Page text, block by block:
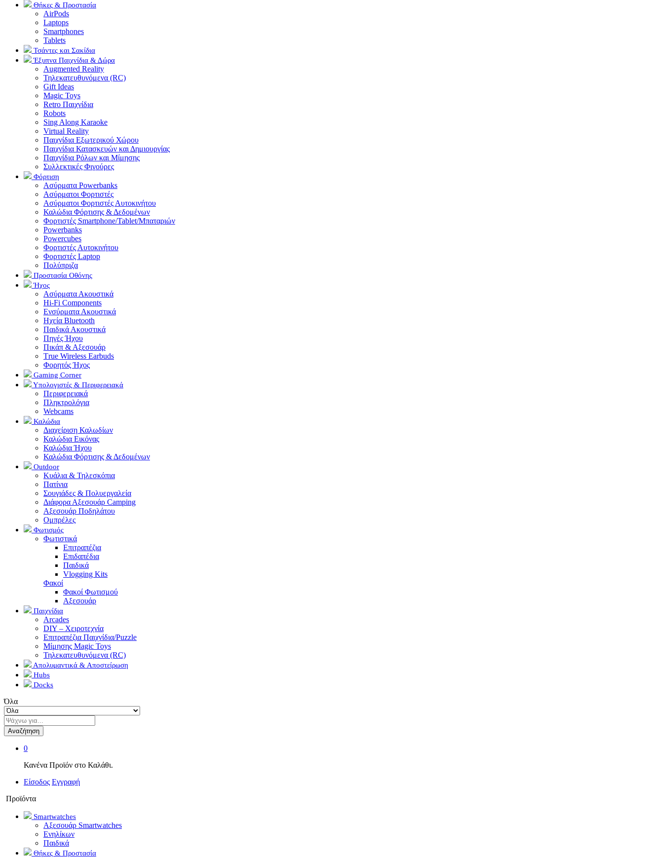
Θήκες & Προστασία
AirPods
Laptops
Smartphones
Tablets
Τσάντες και Σακίδια
Έξυπνα Παιχνίδια & Δώρα
Augmented Reality
Τηλεκατευθυνόμενα (RC)
Gift Ideas
Magic Toys
Retro Παιχνίδια
Robots
Sing Along Karaoke
Virtual Reality
Παιχνίδια Εξωτερικού Χώρου
Παιχνίδια Κατασκευών και Δημιουργίας
Παιχνίδια Ρόλων και Μίμησης
Συλλεκτικές Φιγούρες
Φόρτιση
Ασύρματα Powerbanks
Aσύρματοι Φορτιστές
Ασύρματοι Φορτιστές Αυτοκινήτου
Καλώδια Φόρτισης & Δεδομένων
Φορτιστές Smartphone/Tablet/Μπαταριών
Powerbanks
Powercubes
Φορτιστές Αυτοκινήτου
Φορτιστές Laptop
Πολύπριζα
Προστασία Οθόνης
Ήχος
Ασύρματα Ακουστικά
Hi-Fi Components
Ενσύρματα Ακουστικά
Ηχεία Bluetooth
Παιδικά Ακουστικά
Πηγές Ήχου
Πικάπ & Αξεσουάρ
Τrue Wireless Earbuds
Φορητός Ήχος
Gaming Corner
Υπολογιστές & Περιφερειακά
Περιφερειακά
Πληκτρολόγια
Webcams
Καλώδια
Διαχείριση Καλωδίων
Καλώδια Εικόνας
Καλώδια Ήχου
Καλώδια Φόρτισης & Δεδομένων
Outdoor
Κυάλια & Τηλεσκόπια
Πατίνια
Σουγιάδες & Πολυεργαλεία
Διάφορα Αξεσουάρ Camping
Αξεσουάρ Ποδηλάτου
Ομπρέλες
Φωτισμός
Φωτιστικά
Επιτραπέζια
Επιδαπέδια
Παιδικά
Vlogging Kits
Φακοί
Φακοί Φωτισμού
Αξεσουάρ
Παιχνίδια
Arcades
DIY – Χειροτεχνία
Επιτραπέζια Παιχνίδια/Puzzle
Μίμησης Magic Toys
Τηλεκατευθυνόμενα (RC)
Απολυμαντικά & Αποστείρωση
Hubs
Docks
Όλα
Αναζήτηση
0
Κανένα Προϊόν στο Καλάθι.
Είσοδος Εγγραφή
Προϊόντα
Smartwatches
Αξεσουάρ Smartwatches
Ενηλίκων
Παιδικά
Θήκες & Προστασία